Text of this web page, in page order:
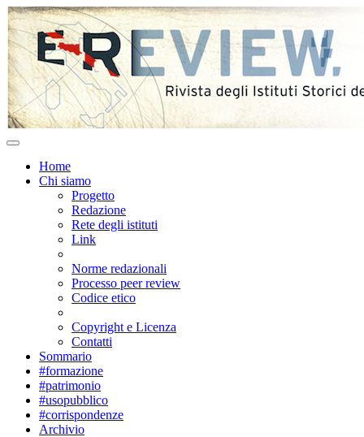
Home
Chi siamo
Progetto
Redazione
Rete degli istituti
Link
Norme redazionali
Processo peer review
Codice etico
Copyright e Licenza
Contatti
Sommario
#formazione
#patrimonio
#usopubblico
#corrispondenze
Archivio